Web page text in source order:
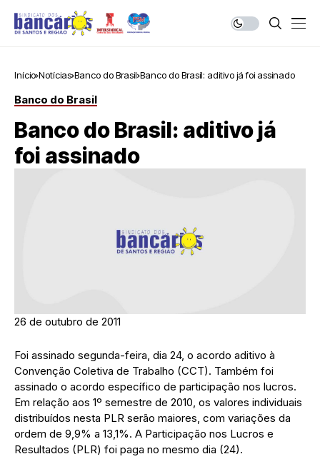
Início Notícias Banco do Brasil Banco do Brasil: aditivo já foi assinado
Banco do Brasil
Banco do Brasil: aditivo já
foi assinado
26 de outubro de 2011
Foi assinado segunda-feira, dia 24, o acordo aditivo à
Convenção Coletiva de Trabalho (CCT). Também foi
assinado o acordo específico de participação nos lucros.
Em relação aos 1º semestre de 2010, os valores individuais
distribuídos nesta PLR serão maiores, com variações da
ordem de 9,9% a 13,1%. A Participação nos Lucros e
Resultados (PLR) foi paga no mesmo dia (24).